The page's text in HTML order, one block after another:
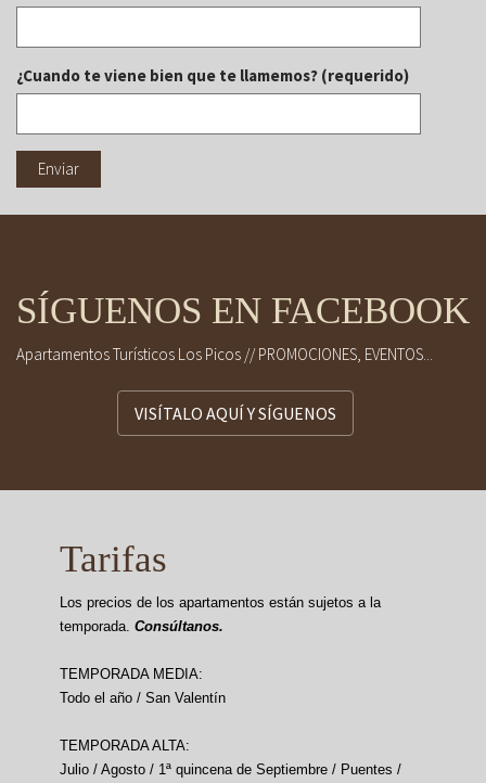
¿Cuando te viene bien que te llamemos? (requerido)
SÍGUENOS EN FACEBOOK
Apartamentos Turísticos Los Picos // PROMOCIONES, EVENTOS...
VISÍTALO AQUÍ Y SÍGUENOS
Tarifas
Los precios de los apartamentos están sujetos a la
temporada. Consúltanos.
TEMPORADA MEDIA:
Todo el año / San Valentín
TEMPORADA ALTA:
Julio / Agosto / 1ª quincena de Septiembre / Puentes /